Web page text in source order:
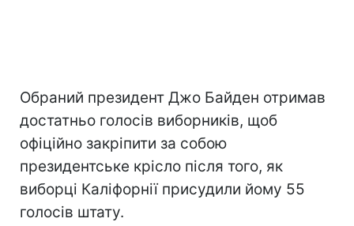
Обраний президент Джо Байден отримав
достатньо голосів виборників, щоб
офіційно закріпити за собою
президентське крісло після того, як
виборці Каліфорнії присудили йому 55
голосів штату.